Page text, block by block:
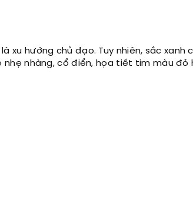
xu hướng chủ đạo. Tuy nhiên, sắc xanh
nhẹ nhàng, cổ điển, họa tiết tim màu đỏ